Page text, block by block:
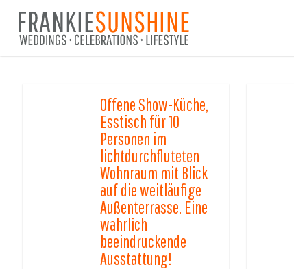
Skip
main
Offene Show-Küche,
Esstisch für 10
Personen im
lichtdurchfluteten
Wohnraum mit Blick
auf die weitläufige
Außenterrasse. Eine
wahrlich
beeindruckende
Ausstattung!